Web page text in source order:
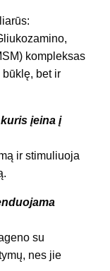
kompleksas
bet ir
įeina į
ir stimuliuoja
su
nes jie